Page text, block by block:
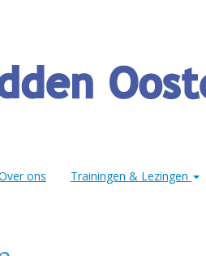
ons Trainingen & Lezingen